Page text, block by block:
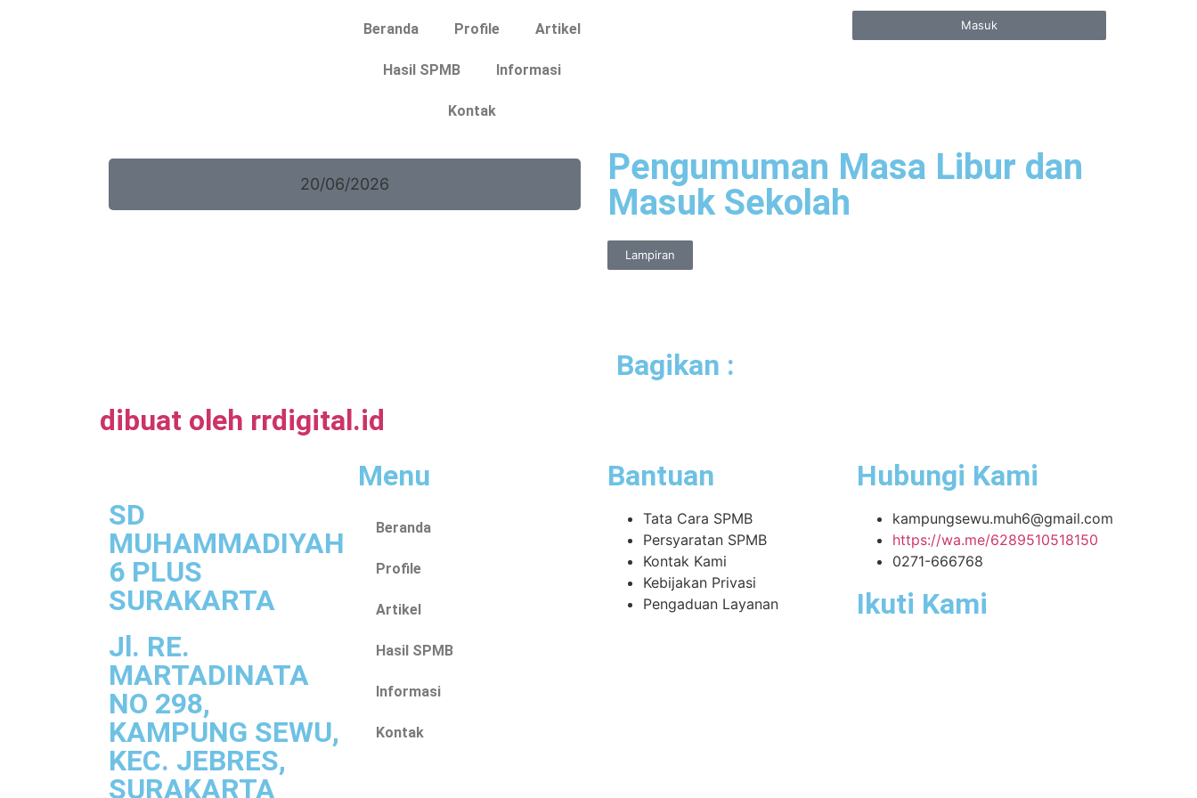
Beranda Profile Artikel
Hasil SPMB Informasi
Kontak
Masuk
20/06/2026
Pengumuman Masa Libur dan
Masuk Sekolah
Lampiran
Bagikan :
dibuat oleh rrdigital.id
SD
MUHAMMADIYAH
6 PLUS
SURAKARTA
Jl. RE.
MARTADINATA
NO 298,
KAMPUNG SEWU,
KEC. JEBRES,
SURAKARTA
Menu
Beranda
Profile
Artikel
Hasil SPMB
Informasi
Kontak
Bantuan
Tata Cara SPMB
Persyaratan SPMB
Kontak Kami
Kebijakan Privasi
Pengaduan Layanan
Hubungi Kami
kampungsewu.muh6@gmail.com
https://wa.me/6289510518150
0271-666768
Ikuti Kami